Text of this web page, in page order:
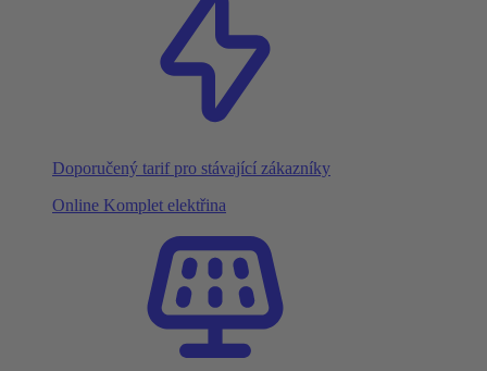
Doporučený tarif pro stávající zákazníky
Online Komplet elektřina